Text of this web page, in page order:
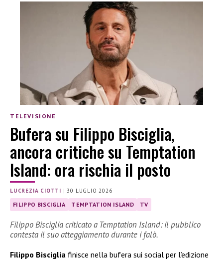
TELEVISIONE
Bufera su Filippo Bisciglia,
ancora critiche su Temptation
Island: ora rischia il posto
LUCREZIA CIOTTI |30 LUGLIO 2026
FILIPPO BISCIGLIA TEMPTATION ISLAND TV
Filippo Bisciglia criticato a Temptation Island: il pubblico
contesta il suo atteggiamento durante i falò.
Filippo Bisciglia finisce nella bufera sui social per l’edizione